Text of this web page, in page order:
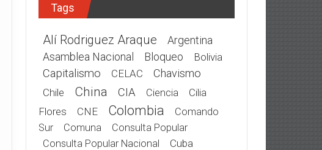
Tags
Alí Rodriguez Araque
Argentina
Asamblea Nacional
Bloqueo Bolivia
Capitalismo CELAC Chavismo
Chile China CIA Ciencia
Cilia
Flores
CNE Colombia
Comando
Sur
Comuna
Consulta Popular
Consulta Popular Nacional
Cuba